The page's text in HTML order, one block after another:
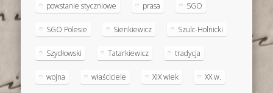
powstanie styczniowe prasa SGO
SGO Polesie Sienkiewicz Szulc-Holnicki
Szydłowski Tatarkiewicz tradycja
wojna właściciele XIX wiek XX w.